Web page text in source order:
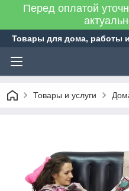
Перед оплатой
Товары для дома, работы
Товары и услуги